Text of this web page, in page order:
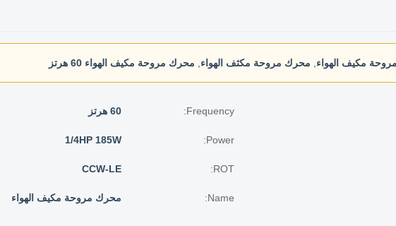
مكيف الهواء محرك مروحة مكثف الهواء محرك مروحة مكيف الهواء 60 هرتز
Frequency: 60 هرتز
Power:
1/4HP 185W
ROT:
CCW-LE
Name: محرك مروحة مكيف الهواء